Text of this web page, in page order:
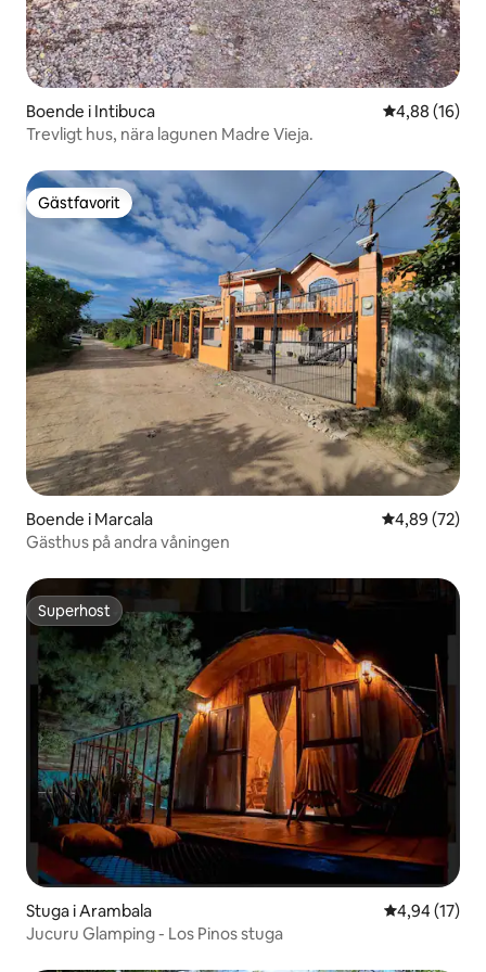
Boende i Intibuca 4,88 av 5 i
4,88 (16)
Trevligt hus, nära lagunen Madre Vieja.
Gästfavorit
Gästfavorit
Boende i Marcala 4,89 av 5 i
4,89 (72)
Gästhus på andra våningen
Superhost
Superhost
Stuga i Arambala 4,94 av 5 i
4,94 (17)
Jucuru Glamping - Los Pinos stuga